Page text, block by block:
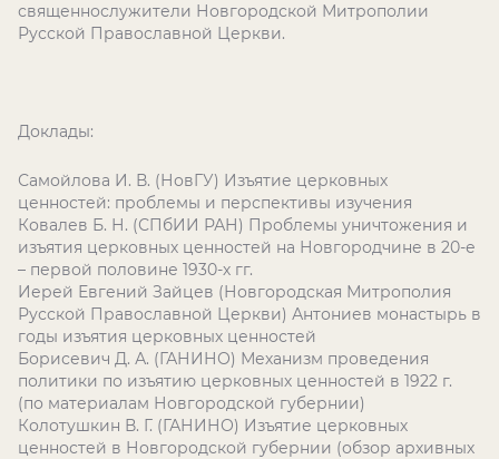
священнослужители Новгородской Митрополии
Русской Православной Церкви.
Доклады:
Самойлова И. В. (НовГУ) Изъятие церковных
ценностей: проблемы и перспективы изучения
Ковалев Б. Н. (СПбИИ РАН) Проблемы уничтожения и
изъятия церковных ценностей на Новгородчине в 20-е
– первой половине 1930-х гг.
Иерей Евгений Зайцев (Новгородская Митрополия
Русской Православной Церкви) Антониев монастырь в
годы изъятия церковных ценностей
Борисевич Д. А. (ГАНИНО) Механизм проведения
политики по изъятию церковных ценностей в 1922 г.
(по материалам Новгородской губернии)
Колотушкин В. Г. (ГАНИНО) Изъятие церковных
ценностей в Новгородской губернии (обзор архивных